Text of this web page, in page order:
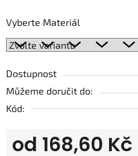
Vyberte Materiál
Dostupnost
Můžeme doručit do:
Kód:
od 168,60 Kč